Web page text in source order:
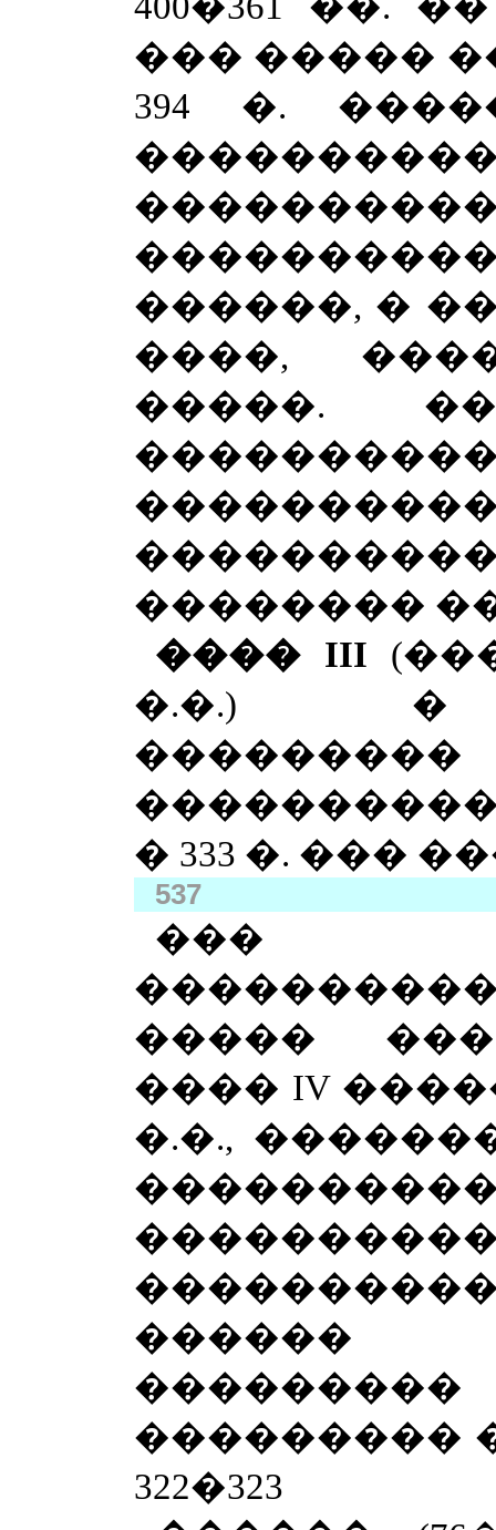
��� �����
394 �.
������, �
����,
�����.
��������
���� III
�.�.) �
� 333 �. ���
537
���
����� ���
���� IV
�.�.,
������
���������
322�323